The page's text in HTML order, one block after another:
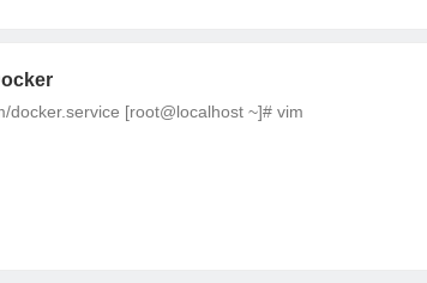
docker.service [root@localhost ~]# vim